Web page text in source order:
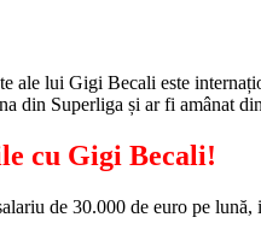
ale lui Gigi Becali este
din Superliga și ar fi amânat
cu Gigi Becali!
de 30.000 de euro pe